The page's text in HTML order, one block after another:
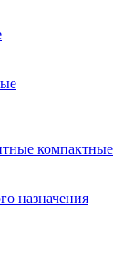
компактные
назначения